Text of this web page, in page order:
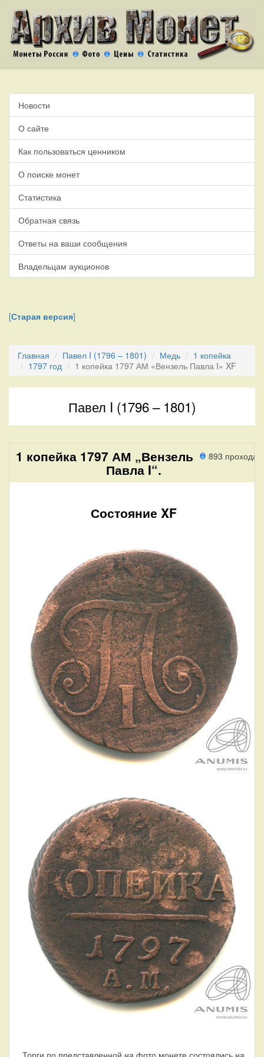
Новости
О сайте
Как пользоваться ценником
О поиске монет
Статистика
Обратная связь
Ответы на ваши сообщения
Владельцам аукционов
[Старая версия]
Главная Павел I (1796 – 1801) Медь
1 копейка
1797 год
1 копейка 1797 АМ «Вензель Павла I» XF
Павел I (1796 – 1801)
893 прохода
1 копейка 1797 АМ „Вензель
Павла I“.
Состояние XF
Торги по представленной на фото монете состоялись на